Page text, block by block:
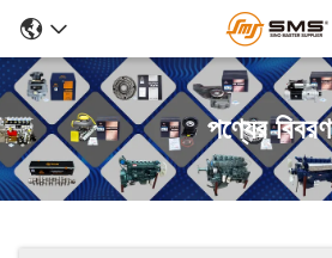
পণ্যের বিবরণ